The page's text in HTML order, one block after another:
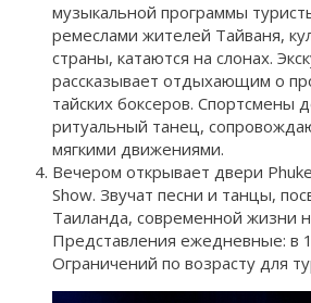
музыкальной программы
ремеслами жителей Тайваня,
страны, катаются на слонах.
рассказывает отдыхающим о
тайских боксеров. Спортсмены
ритуальный танец,
мягкими движениями.
Вечером открывает двери
Show. Звучат песни и танцы,
Таиланда, современной жизни
Представления ежедневные: в
Ограничений по возрасту для